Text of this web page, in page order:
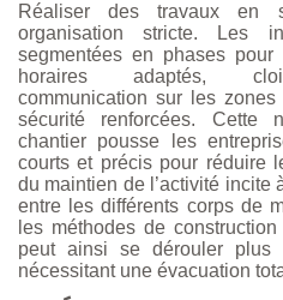
Réaliser des travaux en
organisation stricte. Les
segmentées en phases
horaires adaptés,
communication sur les
sécurité renforcées. Cette
chantier pousse les
courts et précis pour réduire
du maintien de l’activité incite
entre les différents corps de
les méthodes de
peut ainsi se dérouler plus
nécessitant une évacuation